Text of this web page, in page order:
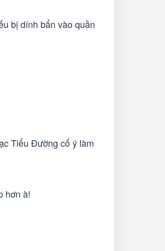
bị dính bẩn vào quần
Tiểu Đường cố ý làm
hơn à!